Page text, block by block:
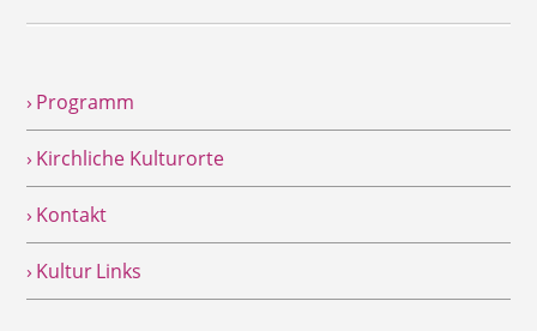
› Programm
› Kirchliche Kulturorte
› Kontakt
› Kultur Links